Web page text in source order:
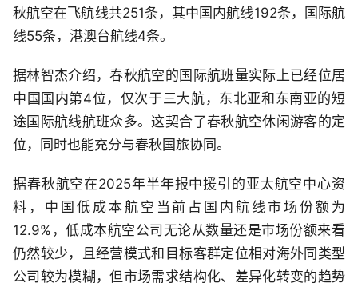
秋航空在飞航线共251条，其中国内航线192条，国际航
线55条，港澳台航线4条。
据林智杰介绍，春秋航空的国际航班量实际上已经位居
中国国内第4位，仅次于三大航，东北亚和东南亚的短
途国际航线航班众多。这契合了春秋航空休闲游客的定
位，同时也能充分与春秋国旅协同。
据春秋航空在2025年半年报中援引的亚太航空中心资
料，中国低成本航空当前占国内航线市场份额为
12.9%，低成本航空公司无论从数量还是市场份额来看
仍然较少，且经营模式和目标客群定位相对海外同类型
公司较为模糊，但市场需求结构化、差异化转变的趋势